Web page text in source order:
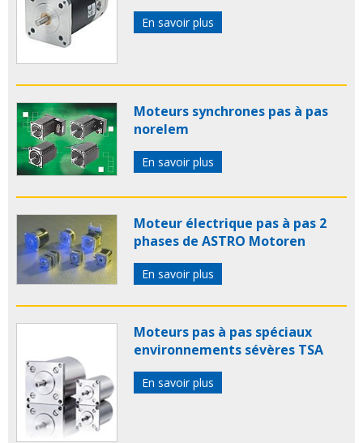
En savoir plus
Moteurs synchrones pas à pas
norelem
En savoir plus
Moteur électrique pas à pas 2
phases de ASTRO Motoren
En savoir plus
Moteurs pas à pas spéciaux
environnements sévères TSA
En savoir plus